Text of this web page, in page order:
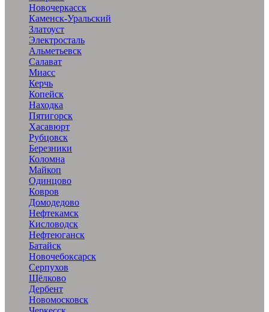
Новочеркасск
Каменск-Уральский
Златоуст
Электросталь
Альметьевск
Салават
Миасс
Керчь
Копейск
Находка
Пятигорск
Хасавюрт
Рубцовск
Березники
Коломна
Майкоп
Одинцово
Ковров
Домодедово
Нефтекамск
Кисловодск
Нефтеюганск
Батайск
Новочебоксарск
Серпухов
Щёлково
Дербент
Новомосковск